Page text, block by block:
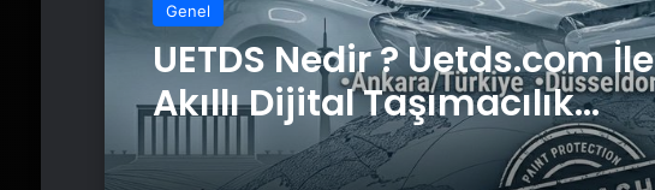
Genel
UETDS Nedir ? Uetds.com İle
Akıllı Dijital Taşımacılık
Yazılımı